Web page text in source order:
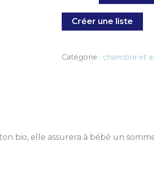
Créer une liste
Catégorie : chambre et
bio, elle assurera à bébé un